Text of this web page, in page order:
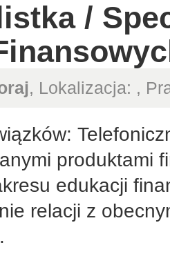
/
, Lokalizacja: ,
produktami
edukacji
relacji z